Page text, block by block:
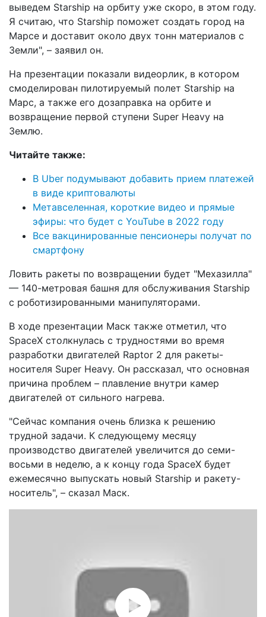
выведем Starship на орбиту уже скоро, в этом году.
Я считаю, что Starship поможет создать город на
Марсе и доставит около двух тонн материалов с
Земли", – заявил он.
На презентации показали видеорлик, в котором
смоделирован пилотируемый полет Starship на
Марс, а также его дозаправка на орбите и
возвращение первой ступени Super Heavy на
Землю.
Читайте также:
В Uber подумывают добавить прием платежей
в виде криптовалюты
Метавселенная, короткие видео и прямые
эфиры: что будет с YouTube в 2022 году
Все вакцинированные пенсионеры получат по
смартфону
Ловить ракеты по возвращении будет "Мехазилла"
— 140-метровая башня для обслуживания Starship
с роботизированными манипуляторами.
В ходе презентации Маск также отметил, что
SpaceX столкнулась с трудностями во время
разработки двигателей Raptor 2 для ракеты-
носителя Super Heavy. Он рассказал, что основная
причина проблем – плавление внутри камер
двигателей от сильного нагрева.
"Сейчас компания очень близка к решению
трудной задачи. К следующему месяцу
производство двигателей увеличится до семи-
восьми в неделю, а к концу года SpaceX будет
ежемесячно выпускать новый Starship и ракету-
носитель", – сказал Маск.